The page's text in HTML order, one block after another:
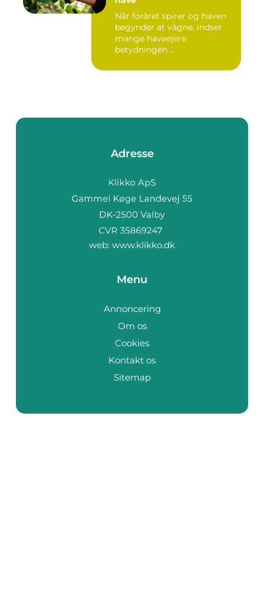
Når foråret spirer og haven
begynder at vågne, indser
mange haveejere
betydningen ...
Adresse
web: www.klikko.dk
Menu
Annoncering
Om os
Cookies
Kontakt os
Sitemap